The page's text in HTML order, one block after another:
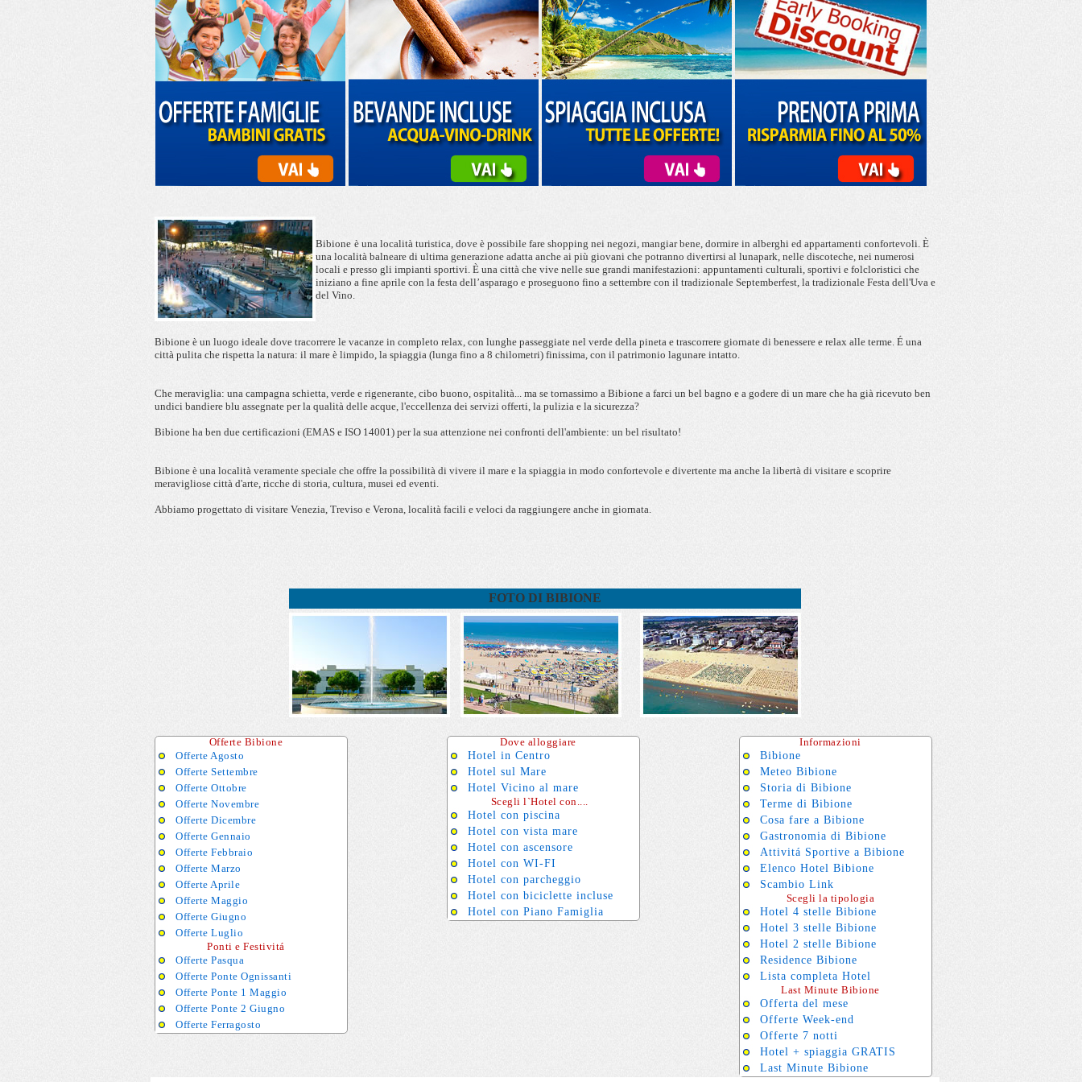
Bibione è una località turistica, dove è possibile fare shopping nei negozi, mangiar bene, dormire in alberghi ed appartamenti confortevoli. È
una località balneare di ultima generazione adatta anche ai più giovani che potranno divertirsi al lunapark, nelle discoteche, nei numerosi
locali e presso gli impianti sportivi. È una città che vive nelle sue grandi manifestazioni: appuntamenti culturali, sportivi e folcloristici che
iniziano a fine aprile con la festa dell’asparago e proseguono fino a settembre con il tradizionale Septemberfest, la tradizionale Festa dell'Uva e
del Vino.
Bibione è un luogo ideale dove tracorrere le vacanze in completo relax, con lunghe passeggiate nel verde della pineta e trascorrere giornate di benessere e relax alle terme. É una
città pulita che rispetta la natura: il mare è limpido, la spiaggia (lunga fino a 8 chilometri) finissima, con il patrimonio lagunare intatto.
Che meraviglia: una campagna schietta, verde e rigenerante, cibo buono, ospitalità... ma se tornassimo a Bibione a farci un bel bagno e a godere di un mare che ha già ricevuto ben
undici bandiere blu assegnate per la qualità delle acque, l'eccellenza dei servizi offerti, la pulizia e la sicurezza?
Bibione ha ben due certificazioni (EMAS e ISO 14001) per la sua attenzione nei confronti dell'ambiente: un bel risultato!
Bibione è una località veramente speciale che offre la possibilità di vivere il mare e la spiaggia in modo confortevole e divertente ma anche la libertà di visitare e scoprire
meravigliose città d'arte, ricche di storia, cultura, musei ed eventi.
Abbiamo progettato di visitare Venezia, Treviso e Verona, località facili e veloci da raggiungere anche in giornata.
FOTO DI BIBIONE
Offerte Bibione
Offerte Agosto
Offerte Settembre
Offerte Ottobre
Offerte Novembre
Offerte Dicembre
Offerte Gennaio
Offerte Febbraio
Offerte Marzo
Offerte Aprile
Offerte Maggio
Offerte Giugno
Offerte Luglio
Ponti e Festivitá
Offerte Pasqua
Offerte Ponte Ognissanti
Offerte Ponte 1 Maggio
Offerte Ponte 2 Giugno
Offerte Ferragosto
Dove alloggiare
Hotel in Centro
Hotel sul Mare
Hotel Vicino al mare
Scegli l`Hotel con....
Hotel con piscina
Hotel con vista mare
Hotel con ascensore
Hotel con WI-FI
Hotel con parcheggio
Hotel con biciclette incluse
Hotel con Piano Famiglia
Informazioni
Bibione
Meteo Bibione
Storia di Bibione
Terme di Bibione
Cosa fare a Bibione
Gastronomia di Bibione
Attivitá Sportive a Bibione
Elenco Hotel Bibione
Scambio Link
Scegli la tipologia
Hotel 4 stelle Bibione
Hotel 3 stelle Bibione
Hotel 2 stelle Bibione
Residence Bibione
Lista completa Hotel
Last Minute Bibione
Offerta del mese
Offerte Week-end
Offerte 7 notti
Hotel + spiaggia GRATIS
Last Minute Bibione